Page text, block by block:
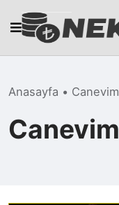
content
Anasayfa • Canevim
Canevim